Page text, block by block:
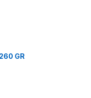
GR